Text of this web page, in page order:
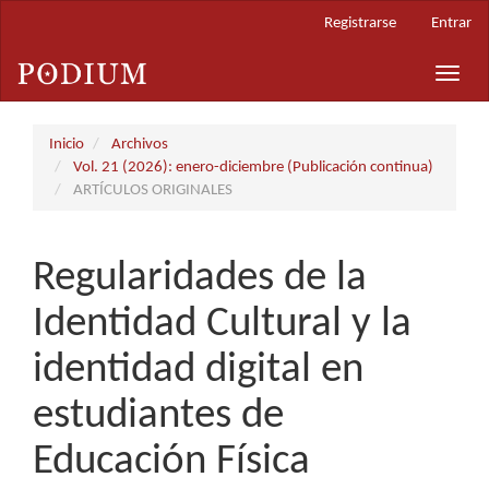
principal
Barra
Registrarse Entrar
Toggle
Inicio
Archivos
Vol. 21 (2026): enero-diciembre (Publicación continua)
ARTÍCULOS ORIGINALES
Regularidades de la
Identidad Cultural y la
identidad digital en
estudiantes de
Educación Física